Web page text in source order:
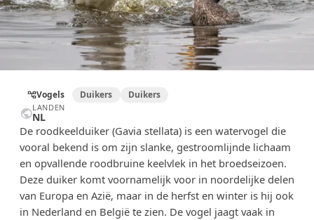
account_treeVogels Duikers Duikers
publicLANDEN
NL
De roodkeelduiker (Gavia stellata) is een watervogel die
vooral bekend is om zijn slanke, gestroomlijnde lichaam
en opvallende roodbruine keelvlek in het broedseizoen.
Deze duiker komt voornamelijk voor in noordelijke delen
van Europa en Azië, maar in de herfst en winter is hij ook
in Nederland en België te zien. De vogel jaagt vaak in